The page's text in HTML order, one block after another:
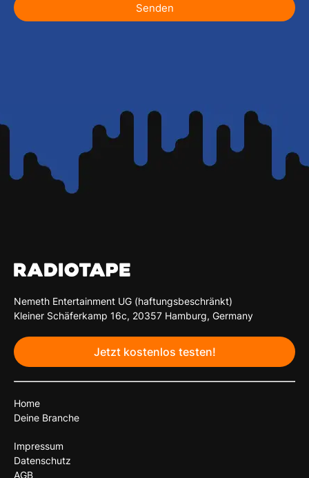
Senden
Nemeth Entertainment UG (haftungsbeschränkt)
Kleiner Schäferkamp 16c, 20357 Hamburg, Germany
Jetzt kostenlos testen!
Home
Deine Branche
Impressum
Datenschutz
AGB